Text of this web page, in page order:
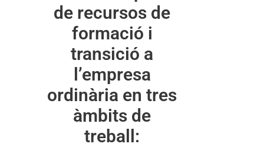
de recursos de
formació i
transició a
l’empresa
ordinària en tres
àmbits de
treball: